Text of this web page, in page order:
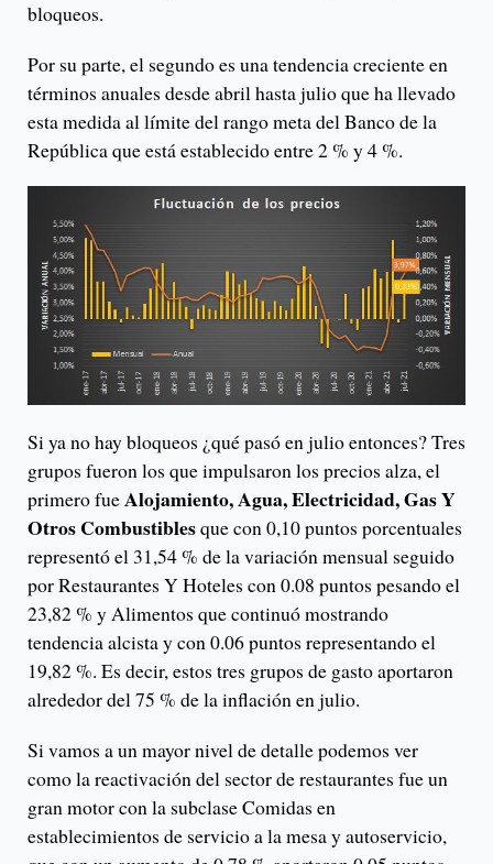
bloqueos.
Por su parte, el segundo es una tendencia creciente en
términos anuales desde abril hasta julio que ha llevado
esta medida al límite del rango meta del Banco de la
República que está establecido entre 2 % y 4 %.
Si ya no hay bloqueos ¿qué pasó en julio entonces? Tres
grupos fueron los que impulsaron los precios alza, el
primero fueAlojamiento, Agua, Electricidad, Gas Y
Otros Combustiblesque con 0,10 puntos porcentuales
representó el 31,54 % de la variación mensual seguido
por Restaurantes Y Hoteles con 0.08 puntos pesando el
23,82 % y Alimentos que continuó mostrando
tendencia alcista y con 0.06 puntos representando el
19,82 %. Es decir, estos tres grupos de gasto aportaron
alrededor del 75 % de la inflación en julio.
Si vamos a un mayor nivel de detalle podemos ver
como la reactivación del sector de restaurantes fue un
gran motor con la subclase Comidas en
establecimientos de servicio a la mesa y autoservicio,